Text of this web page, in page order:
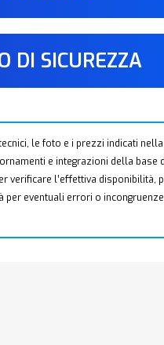
DI SICUREZZA
le foto e i prezzi indicati
e integrazioni della base
verificare l’effettiva disponibilità,
eventuali errori o